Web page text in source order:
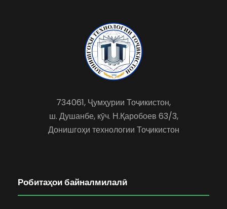
734061, Ҷумҳурии Тоҷикистон,
ш. Душанбе, кӯч. Н.Қаробоев 63/3,
Донишгоҳи технологии Тоҷикистон
Робитаҳои байналмилалӣ